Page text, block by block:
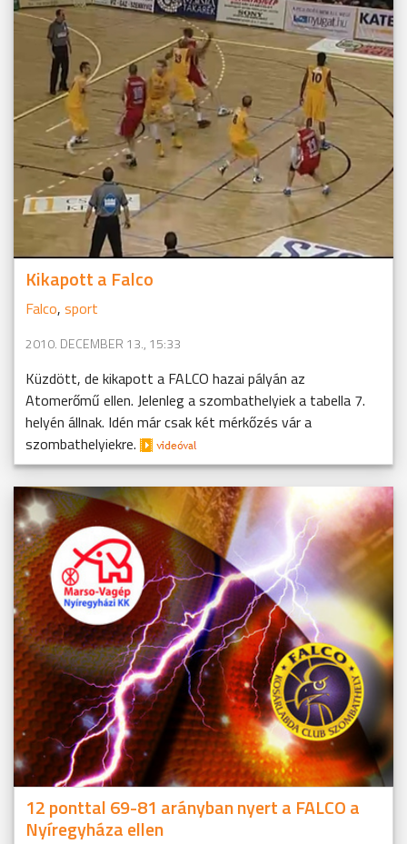
Kikapott a Falco
Falco, sport
2010. DECEMBER 13., 15:33
Küzdött, de kikapott a FALCO hazai pályán az
Atomerőmű ellen. Jelenleg a szombathelyiek a tabella 7.
helyén állnak. Idén már csak két mérkőzés vár a
szombathelyiekre.
12 ponttal 69-81 arányban nyert a FALCO a
Nyíregyháza ellen